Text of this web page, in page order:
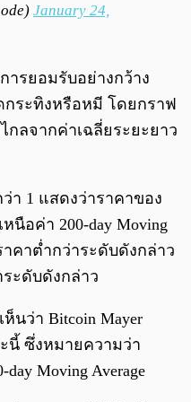
January 24,
ารยอมรับอย่างกว้าง
กระทิงหรือหมี โดยกราฟ
กลจากค่าเฉลี่ยระยะยาว
า 1 แสดงว่าราคาของ
นือค่า 200-day Moving
าคาต่ำกว่าระดับดังกล่าว
ะดับดังกล่าว
ห็นว่า Bitcoin Mayer
นี้ ซึ่งหมายความว่า
Moving Average